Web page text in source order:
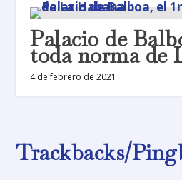
Palacio de
toda norma de
4 de febrero de 2021
Trackbacks/